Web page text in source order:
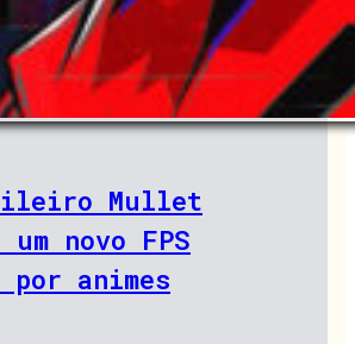
Mullet
novo FPS
animes